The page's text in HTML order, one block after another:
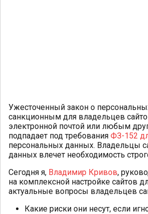
Ужесточенный закон о
санкционным для владельцев
электронной почтой или любым
подпадает под требования ФЗ-152
персональных данных. Владельцы
данных влечет необходимость
Сегодня я, Владимир Кривов,
на комплексной настройке сайтов
актуальные вопросы владельцев
Какие риски они несут, если